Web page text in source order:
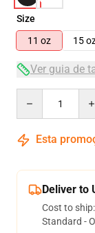
Size
11 oz
15
Ver guia de
Esta
Deliver to
Cost to ship:
Standard -